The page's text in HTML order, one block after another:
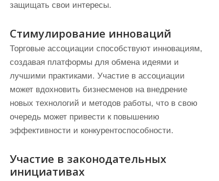
защищать свои интересы.
Стимулирование инноваций
Торговые ассоциации способствуют инновациям,
создавая платформы для обмена идеями и
лучшими практиками. Участие в ассоциации
может вдохновить бизнесменов на внедрение
новых технологий и методов работы, что в свою
очередь может привести к повышению
эффективности и конкурентоспособности.
Участие в законодательных
инициативах